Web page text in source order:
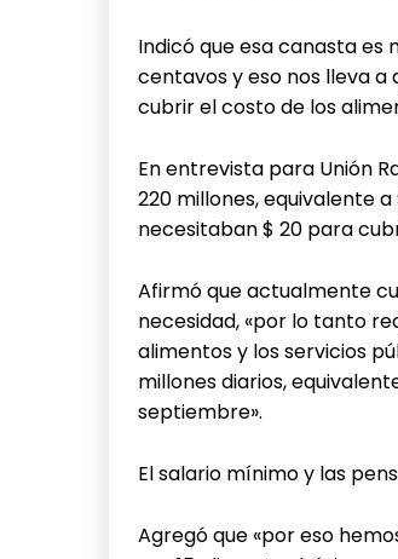
Indicó que esa canasta es
centavos y eso nos lleva a
cubrir el costo de los
En entrevista para Unión
220 millones, equivalente
necesitaban $ 20 para
Afirmó que actualmente
necesidad, «por lo tanto
alimentos y los servicios
millones diarios,
septiembre».
El salario mínimo y las
Agregó que «por eso